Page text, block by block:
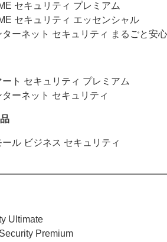
セキュリティ プレミアム
セキュリティ エッセンシャル
ターネット セキュリティ まるごと安
ト セキュリティ プレミアム
ーネット セキュリティ
ル ビジネス セキュリティ
Ultimate
Premium